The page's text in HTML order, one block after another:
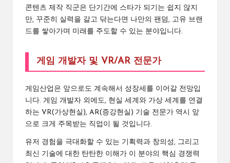
콘텐츠 제작 직군은 단기간에 스타가 되기는 쉽지 않지
만, 꾸준히 실력을 갈고 닦는다면 나만의 팬덤, 고유 브랜
드를 쌓아가며 미래를 주도할 수 있는 분야입니다.
게임 개발자 및 VR/AR 전문가
게임산업은 앞으로도 계속해서 성장세를 이어갈 전망입
니다. 게임 개발자 외에도, 현실 세계와 가상 세계를 연결
하는 VR(가상현실), AR(증강현실) 기술 전문가 역시 앞
으로 크게 주목받는 직업이 될 것입니다.
유저 경험을 극대화할 수 있는 기획력과 창의성, 그리고
최신 기술에 대한 탄탄한 이해가 이 분야의 핵심 경쟁력